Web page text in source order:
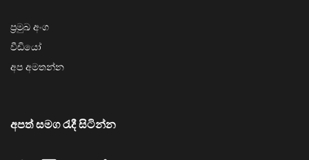
ප්‍රමුඛ අංග
වීඩියෝ
අප අමතන්න
අපත් සමග රැදී සිටින්න